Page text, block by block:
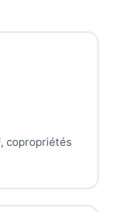
copropriétés